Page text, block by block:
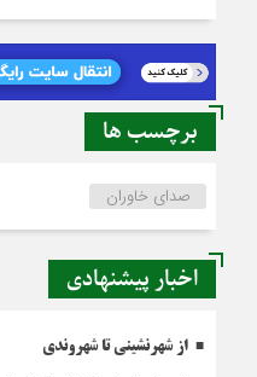
برچسب ها
صدای خاوران
اخبار پیشنهادی
از شهرنشینی تا شهروندی